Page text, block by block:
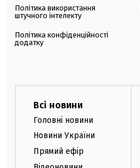
Політика використання
штучного інтелекту
Політика конфіденційності
додатку
Всі новини
Головні новини
Новини України
Прямий ефір